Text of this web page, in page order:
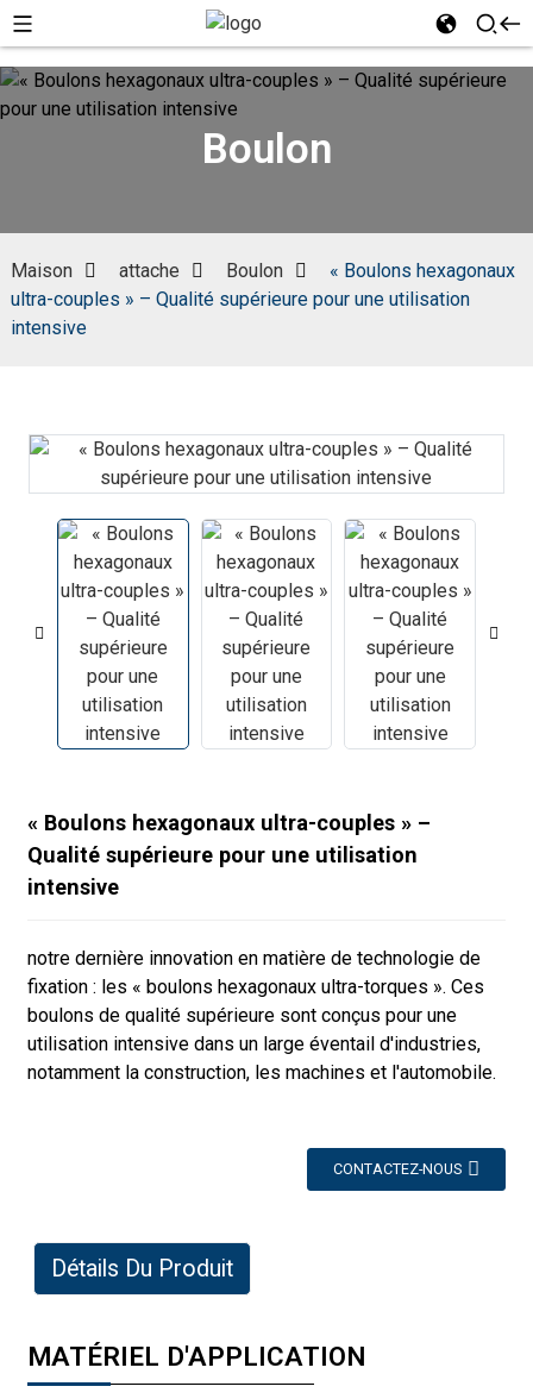
Boulon
Maison attache Boulon
« Boulons hexagonaux
ultra-couples » – Qualité supérieure pour une utilisation
intensive
« Boulons hexagonaux ultra-couples » –
Qualité supérieure pour une utilisation
intensive
notre dernière innovation en matière de technologie de
fixation : les « boulons hexagonaux ultra-torques ». Ces
boulons de qualité supérieure sont conçus pour une
utilisation intensive dans un large éventail d'industries,
notamment la construction, les machines et l'automobile.
CONTACTEZ-NOUS
Détails Du Produit
MATÉRIEL D'APPLICATION